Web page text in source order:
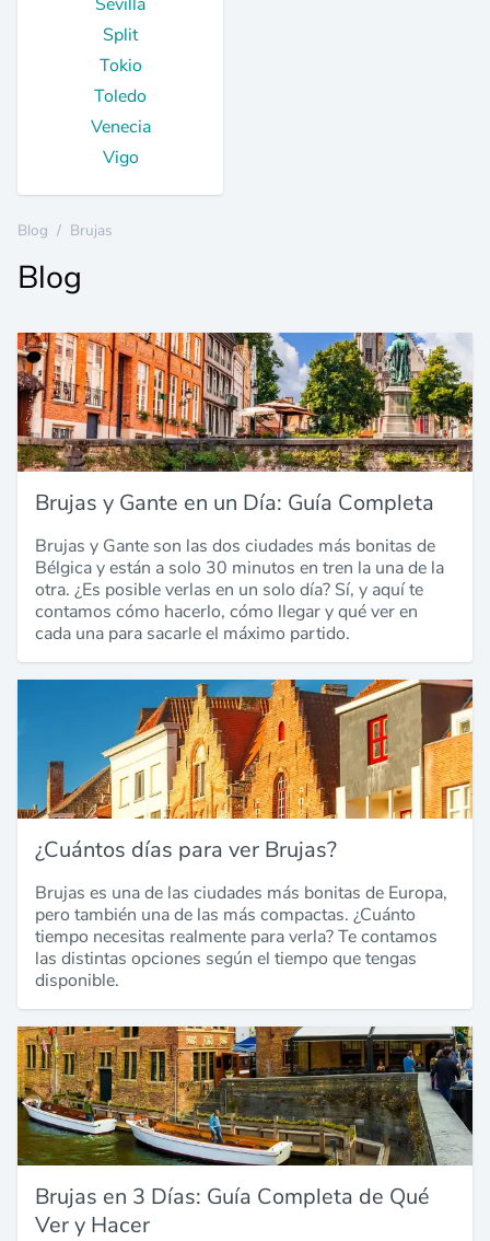
Split
Tokio
Toledo
Venecia
Vigo
Blog / Brujas
Blog
Brujas y Gante en un Día: Guía Completa
Brujas y Gante son las dos ciudades más bonitas de
Bélgica y están a solo 30 minutos en tren la una de la
otra. ¿Es posible verlas en un solo día? Sí, y aquí te
contamos cómo hacerlo, cómo llegar y qué ver en
cada una para sacarle el máximo partido.
¿Cuántos días para ver Brujas?
Brujas es una de las ciudades más bonitas de Europa,
pero también una de las más compactas. ¿Cuánto
tiempo necesitas realmente para verla? Te contamos
las distintas opciones según el tiempo que tengas
disponible.
Brujas en 3 Días: Guía Completa de Qué
Ver y Hacer